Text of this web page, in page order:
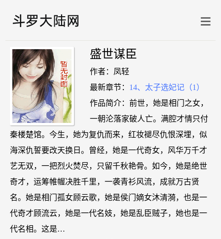
盛世谋臣
作者：凤轻
最新章节： 14、太子选妃记（1）
作品简介：前世，她是相门之女，
一朝沦落家破人亡。满腔才情只付
秦楼楚馆。今生，她为复仇而来，红妆褪尽仇恨深埋，似
海深仇誓要改天换日。曾经，她是一代奇女，风华万千才
艺无双，一把烈火焚尽，只留千秋艳骨。如今，她是绝世
奇才，运筹帷幄决胜千里，一袭青衫风流，成就万古贤
名。她是相门孤女顾云歌，她是侯门嫡女沐清漪，也是一
代奇才顾流云，她是一代名妓，她是乱臣贼子，她也是一
代名相。这是…